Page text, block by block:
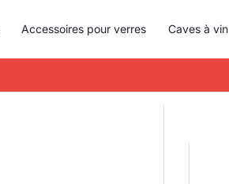
Accessoires pour verres Caves à vin